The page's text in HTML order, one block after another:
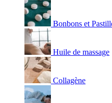
Bonbons et
Huile de massage
Collagène